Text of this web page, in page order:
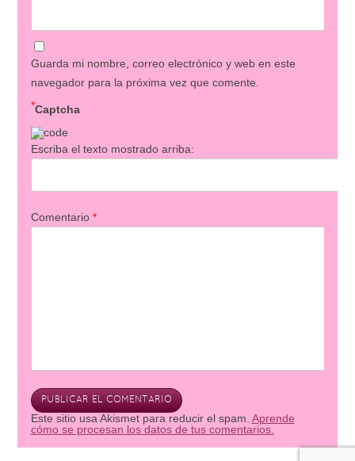
Guarda mi nombre, correo electrónico y web en este
navegador para la próxima vez que comente.
Captcha
*
Escriba el texto mostrado arriba:
Comentario *
Este sitio usa Akismet para reducir el spam. Aprende
cómo se procesan los datos de tus comentarios.